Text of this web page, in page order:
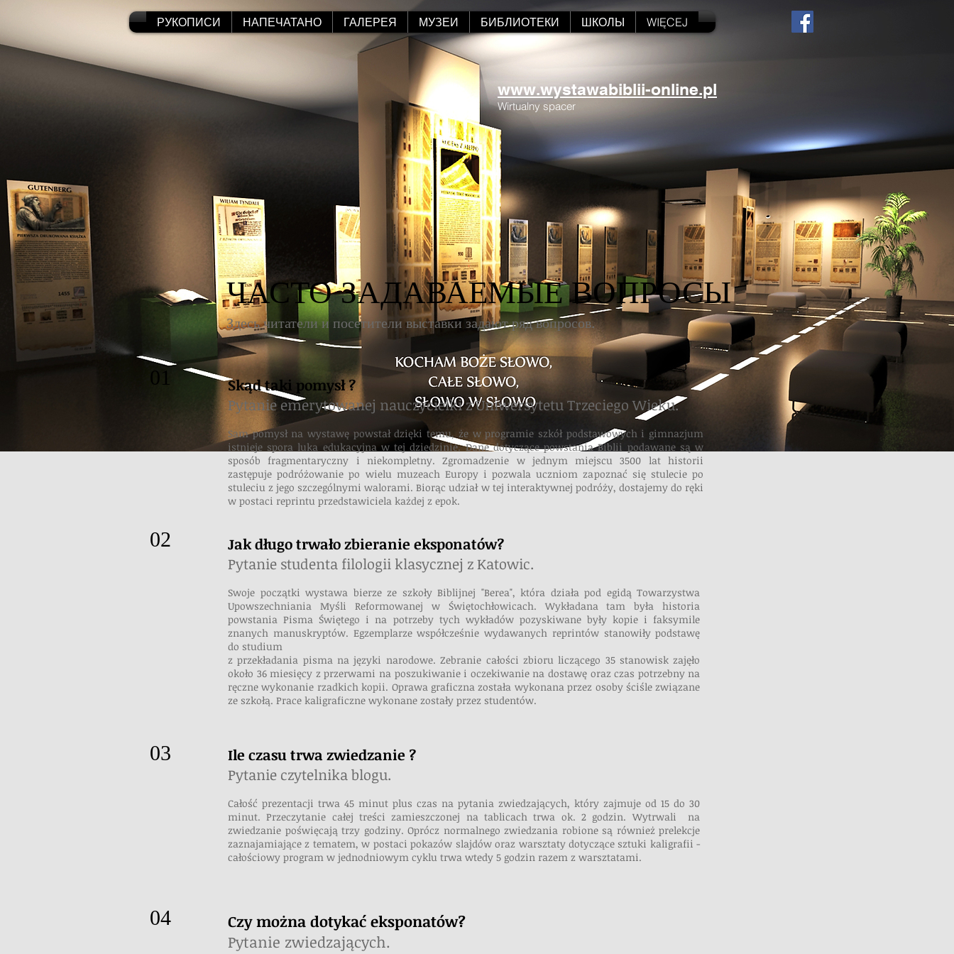
www.wystawabiblii-online.pl
Wirtualny spacer
ЧАСТО ЗАДАВАЕМЫЕ ВОПРОСЫ
Здесь читатели и посетители выставки задают ряд вопросов.
01
Skąd taki pomysł ?
Pytanie emerytowanej nauczycielki z Uniwersytetu Trzeciego Wieku.
Sam pomysł na wystawę powstał dzięki temu, że w programie szkół podstawowych i gimnazjum
istnieje spora luka edukacyjna w tej dziedzinie. Dane dotyczące powstania Biblii podawane są w
sposób fragmentaryczny i niekompletny. Zgromadzenie w jednym miejscu 3500 lat historii
zastępuje podróżowanie po wielu muzeach Europy i pozwala uczniom zapoznać się stulecie po
stuleciu z jego szczególnymi walorami. Biorąc udział w tej interaktywnej podróży, dostajemy do ręki
w postaci reprintu przedstawiciela każdej z epok.
02
Jak długo trwało zbieranie eksponatów?
Pytanie studenta filologii klasycznej z Katowic.
Swoje początki wystawa bierze ze szkoły Biblijnej "Berea", która działa pod egidą Towarzystwa
Upowszechniania Myśli Reformowanej w Świętochłowicach. Wykładana tam była historia
powstania Pisma Świętego i na potrzeby tych wykładów pozyskiwane były kopie i faksymile
znanych manuskryptów. Egzemplarze współcześnie wydawanych reprintów stanowiły podstawę
do studium
z przekładania pisma na języki narodowe. Zebranie całości zbioru liczącego 35 stanowisk zajęło
około 36 miesięcy z przerwami na poszukiwanie i oczekiwanie na dostawę oraz czas potrzebny na
ręczne wykonanie rzadkich kopii. Oprawa graficzna została wykonana przez osoby ściśle związane
ze szkołą. Prace kaligraficzne wykonane zostały przez studentów.
03
Ile czasu trwa zwiedzanie ?
Pytanie czytelnika blogu.
Całość prezentacji trwa 45 minut plus czas na pytania zwiedzających, który zajmuje od 15 do 30
minut. Przeczytanie całej treści zamieszczonej na tablicach trwa ok. 2 godzin. Wytrwali na
zwiedzanie poświęcają trzy godziny. Oprócz normalnego zwiedzania robione są również prelekcje
zaznajamiające z tematem, w postaci pokazów slajdów oraz warsztaty dotyczące sztuki kaligrafii -
całościowy program w jednodniowym cyklu trwa wtedy 5 godzin razem z warsztatami.
04
Czy można dotykać eksponatów?
Pytanie zwiedzających.
РУКОПИСИ НАПЕЧАТАНО ГАЛЕРЕЯ МУЗЕИ БИБЛИОТЕКИ ШКОЛЫ WIĘCEJ